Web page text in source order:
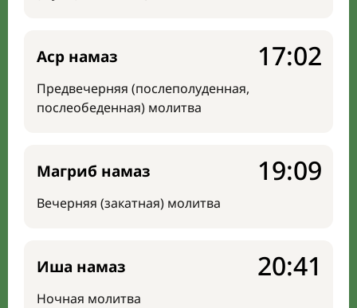
Аср намаз
Предвечерняя (послеполуденная,
послеобеденная) молитва
17:02
Магриб намаз
Вечерняя (закатная) молитва
19:09
Иша намаз
Ночная молитва
20:41